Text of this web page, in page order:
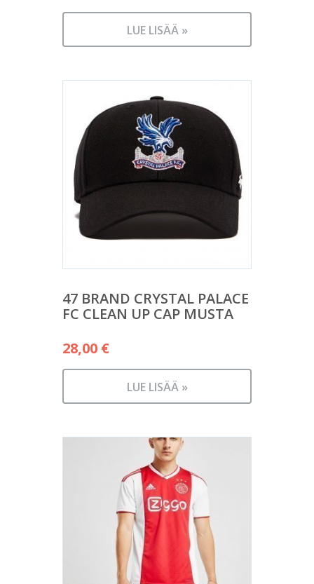
LUE LISÄÄ »
47 BRAND CRYSTAL PALACE
FC CLEAN UP CAP MUSTA
28,00 €
LUE LISÄÄ »